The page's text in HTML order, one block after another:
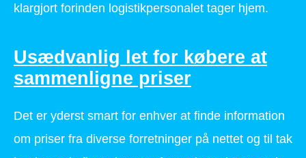
klargjort forinden logistikpersonalet tager hjem.
Usædvanlig let for købere at
sammenligne priser
Det er yderst smart for enhver at finde information
om priser fra diverse forretninger på nettet og til tak